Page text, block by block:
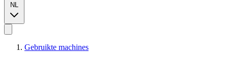
NL
Gebruikte machines